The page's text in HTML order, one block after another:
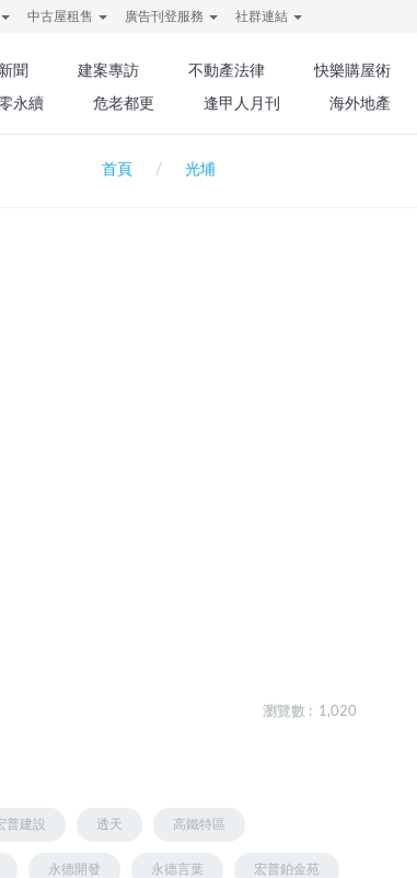
中古屋租售 廣告刊登服務 社群連結
聞 建案專訪 不動產法律 快樂購屋術
永續 危老都更 逢甲人月刊 海外地產
首頁 光埔
瀏覽數 : 1,020
普建設 透天 高鐵特區
永德開發 永德言葉 宏普鉑金苑